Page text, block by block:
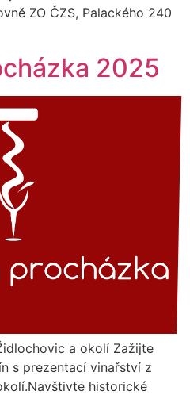
ZO ČZS, Palackého 240
2025
a okolí Zažijte
s prezentací vinařství z
historické